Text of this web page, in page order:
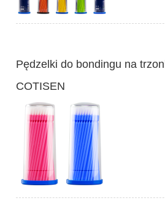
Pędzelki do bondingu na
COTISEN